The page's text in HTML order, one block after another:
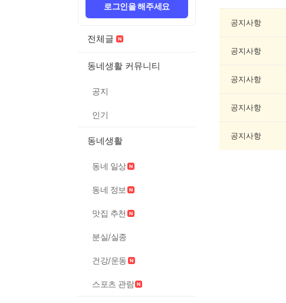
로그인을 해주세요
전체글
동네생활 커뮤니티
공지
인기
동네생활
동네 일상
동네 정보
맛집 추천
분실/실종
건강/운동
스포츠 관람
읍
공지사항
공지사항
공지사항
공지사항
공지사항